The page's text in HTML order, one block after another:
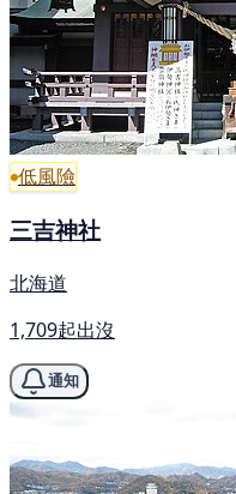
低風險
三吉神社
北海道
1,709起出沒
通知